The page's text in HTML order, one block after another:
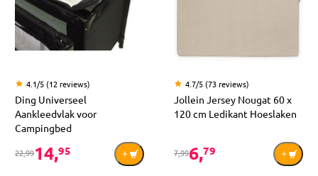
4.1/5 (12 reviews)
Ding Universeel
Aankleedvlak voor
Campingbed
22,9914,95
4.7/5 (73 reviews)
Jollein Jersey Nougat 60 x
120 cm Ledikant Hoeslaken
7,996,79